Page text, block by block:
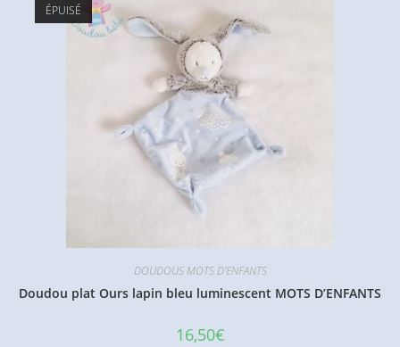
ÉPUISÉ
DOUDOUS MOTS D'ENFANTS
Doudou plat Ours lapin bleu luminescent MOTS D’ENFANTS
16,50€